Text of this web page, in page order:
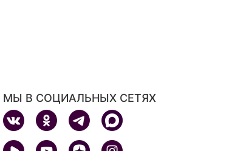
МЫ В СОЦИАЛЬНЫХ СЕТЯХ